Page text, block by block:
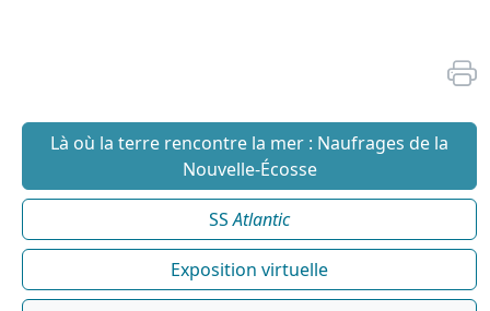
Là où la terre rencontre la mer : Naufrages de la
Nouvelle-Écosse
SSAtlantic
Exposition virtuelle